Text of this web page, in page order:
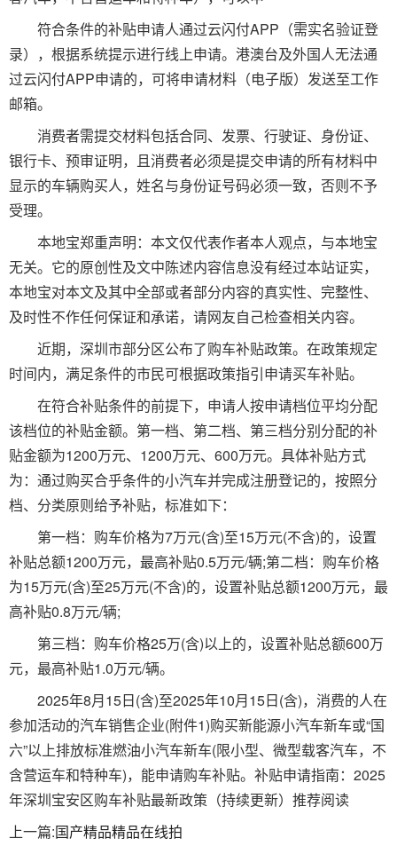
符合条件的补贴申请人通过云闪付APP（需实名验证登
录），根据系统提示进行线上申请。港澳台及外国人无法通
过云闪付APP申请的，可将申请材料（电子版）发送至工作
邮箱。
消费者需提交材料包括合同、发票、行驶证、身份证、
银行卡、预审证明，且消费者必须是提交申请的所有材料中
显示的车辆购买人，姓名与身份证号码必须一致，否则不予
受理。
本地宝郑重声明：本文仅代表作者本人观点，与本地宝
无关。它的原创性及文中陈述内容信息没有经过本站证实，
本地宝对本文及其中全部或者部分内容的真实性、完整性、
及时性不作任何保证和承诺，请网友自己检查相关内容。
近期，深圳市部分区公布了购车补贴政策。在政策规定
时间内，满足条件的市民可根据政策指引申请买车补贴。
在符合补贴条件的前提下，申请人按申请档位平均分配
该档位的补贴金额。第一档、第二档、第三档分别分配的补
贴金额为1200万元、1200万元、600万元。具体补贴方式
为：通过购买合乎条件的小汽车并完成注册登记的，按照分
档、分类原则给予补贴，标准如下：
第一档：购车价格为7万元(含)至15万元(不含)的，设置
补贴总额1200万元，最高补贴0.5万元/辆;第二档：购车价格
为15万元(含)至25万元(不含)的，设置补贴总额1200万元，最
高补贴0.8万元/辆;
第三档：购车价格25万(含)以上的，设置补贴总额600万
元，最高补贴1.0万元/辆。
2025年8月15日(含)至2025年10月15日(含)，消费的人在
参加活动的汽车销售企业(附件1)购买新能源小汽车新车或“国
六”以上排放标准燃油小汽车新车(限小型、微型载客汽车，不
含营运车和特种车)，能申请购车补贴。补贴申请指南：2025
年深圳宝安区购车补贴最新政策（持续更新）推荐阅读
上一篇:国产精品精品在线拍